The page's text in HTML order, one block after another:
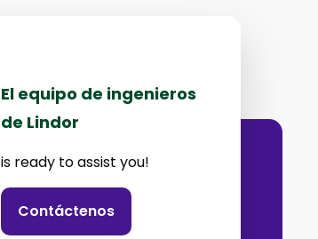
El equipo de ingenieros
de Lindor
is ready to assist you!
Contáctenos